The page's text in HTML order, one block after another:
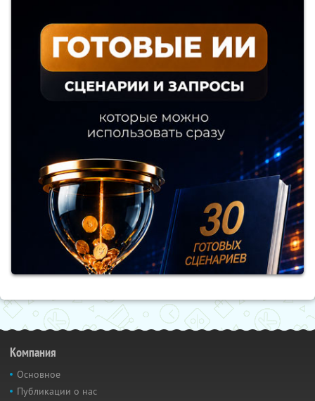
Компания
Основное
Публикации о нас